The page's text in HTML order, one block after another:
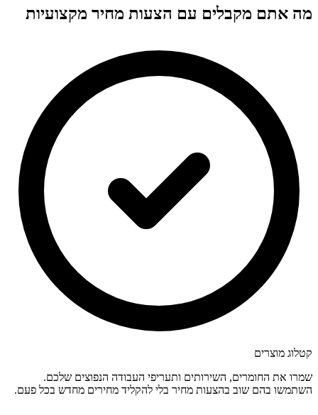
מה אתם מקבלים עם הצעות מחיר מקצועיות
קטלוג מוצרים
שמרו את החומרים, השירותים ותעריפי העבודה הנפוצים שלכם.
השתמשו בהם שוב בהצעות מחיר בלי להקליד מחירים מחדש בכל פעם.